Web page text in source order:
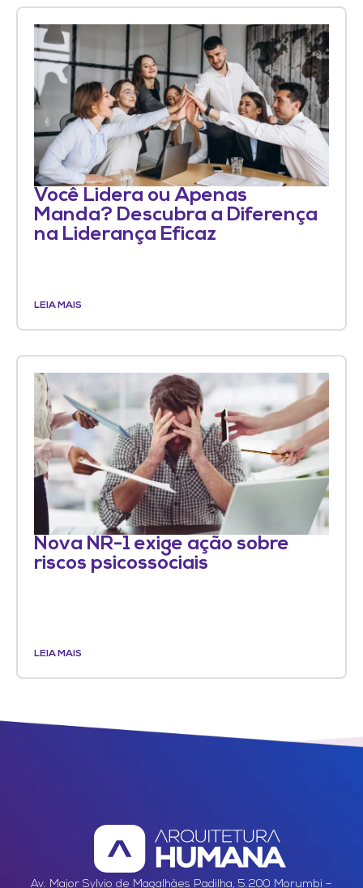
Você Lidera ou Apenas
Manda? Descubra a Diferença
na Liderança Eficaz
LEIA MAIS
Nova NR-1 exige ação sobre
riscos psicossociais
LEIA MAIS
Av. Major Sylvio de Magalhães Padilha, 5.200 Morumbi –